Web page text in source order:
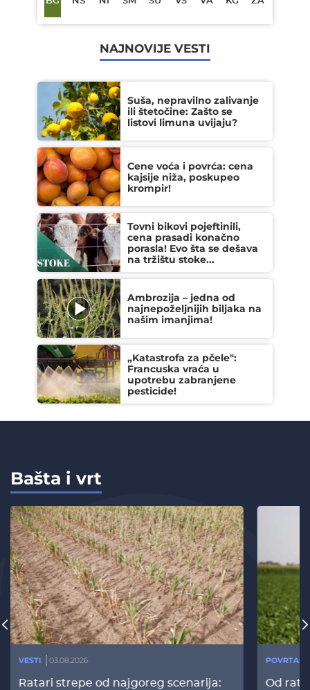
NAJNOVIJE VESTI
Suša, nepravilno zalivanje
ili štetočine: Zašto se
listovi limuna uvijaju?
Cene voća i povrća: cena
kajsije niža, poskupeo
krompir!
Tovni bikovi pojeftinili,
cena prasadi konačno
porasla! Evo šta se dešava
na tržištu stoke...
Ambrozija – jedna od
najnepoželjnijih biljaka na
našim imanjima!
„Katastrofa za pčele":
Francuska vraća u
upotrebu zabranjene
pesticide!
Bašta i vrt
VESTI 03.08.2026
Ratari strepe od najgoreg scenarija:
Od